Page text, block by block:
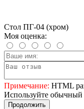
Стол ПГ-04 (хром)
Моя оценка:
Примечание: HTML
Используйте обычный
Продолжить